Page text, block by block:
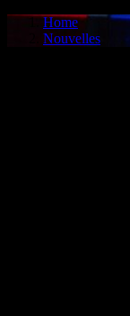
Home
Nouvelles